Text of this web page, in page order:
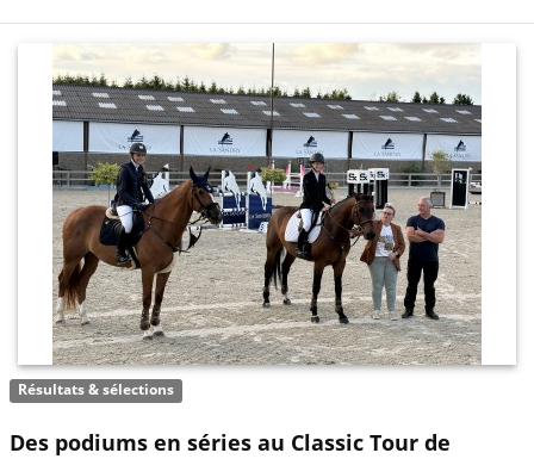
Résultats & sélections
Des podiums en séries au Classic Tour de